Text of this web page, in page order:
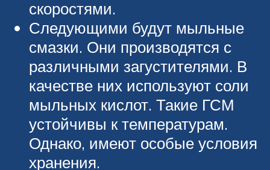
скоростями.
Следующими будут мыльные
смазки. Они производятся с
различными загустителями. В
качестве них используют соли
мыльных кислот. Такие ГСМ
устойчивы к температурам.
Однако, имеют особые условия
хранения.